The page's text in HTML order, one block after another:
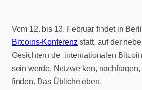
Vom 12. bis 13. Februar findet in
Bitcoins-Konferenz statt, auf der
Gesichtern der internationalen
sein werde. Netzwerken, nachfragen,
finden. Das Übliche eben.